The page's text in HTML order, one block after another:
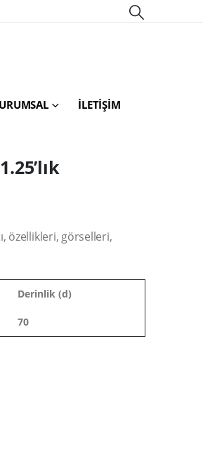
İLETIŞIM
özellikleri, görselleri,
Derinlik (d)
70